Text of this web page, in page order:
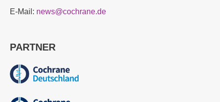
E-Mail: news@cochrane.de
PARTNER